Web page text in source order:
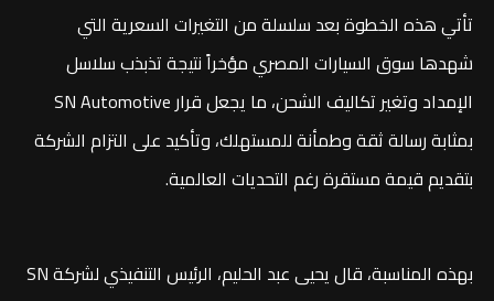
تأتي هذه الخطوة بعد سلسلة من التغيرات السعرية التي
شهدها سوق السيارات المصري مؤخراً نتيجة تذبذب سلاسل
الإمداد وتغير تكاليف الشحن، ما يجعل قرار SN Automotive
بمثابة رسالة ثقة وطمأنة للمستهلك، وتأكيد على التزام الشركة
بتقديم قيمة مستقرة رغم التحديات العالمية.
بهذه المناسبة، قال يحيى عبد الحليم، الرئيس التنفيذي لشركة SN